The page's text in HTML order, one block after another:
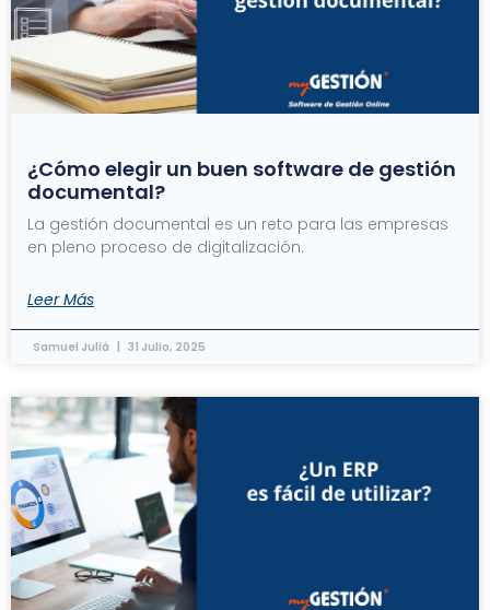
¿Cómo elegir un buen software de gestión
documental?
La gestión documental es un reto para las empresas
en pleno proceso de digitalización.
Leer Más
Samuel Juliá 31 Julio, 2025